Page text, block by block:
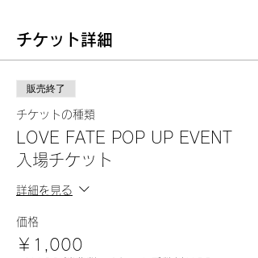
チケット詳細
販売終了
チケットの種類
LOVE FATE POP UP EVENT
入場チケット
詳細を見る
価格
￥1,000